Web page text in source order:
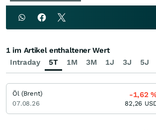
Intraday 5T 1M 3M 1J 3J 5J
1 im Artikel enthaltener Wert
Öl (Brent)
07.08.26
-1,62
82,26